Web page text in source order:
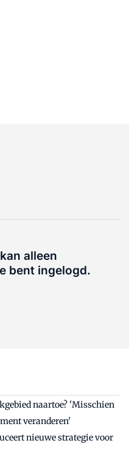
alleen
bent ingelogd.
naartoe? 'Misschien
veranderen'
nieuwe strategie voor